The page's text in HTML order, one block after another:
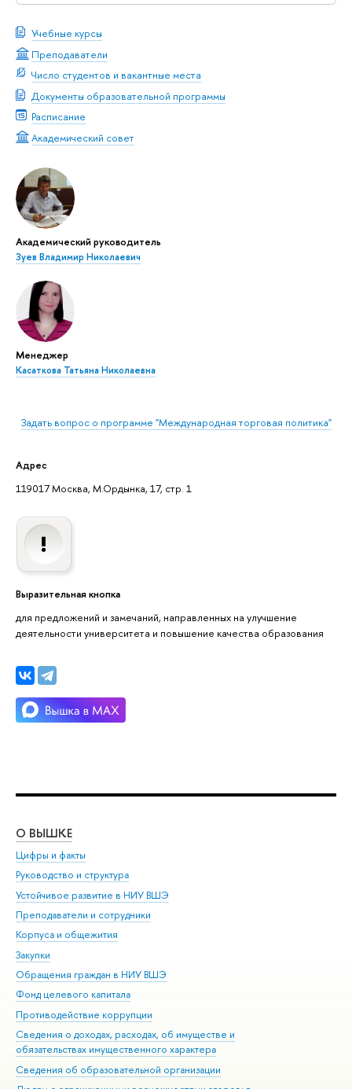
Учебные курсы
Преподаватели
Число студентов и вакантные места
Документы образовательной программы
Расписание
Академический совет
Академический руководитель
Зуев Владимир Николаевич
Менеджер
Касаткова Татьяна Николаевна
Задать вопрос о программе "Международная торговая политика"
Адрес
119017 Москва, М.Ордынка, 17, стр. 1
Выразительная кнопка
для предложений и замечаний, направленных на улучшение
деятельности университета и повышение качества образования
О ВЫШКЕ
Цифры и факты
Руководство и структура
Устойчивое развитие в НИУ ВШЭ
Преподаватели и сотрудники
Корпуса и общежития
Закупки
Обращения граждан в НИУ ВШЭ
Фонд целевого капитала
Противодействие коррупции
Сведения о доходах, расходах, об имуществе и
обязательствах имущественного характера
Сведения об образовательной организации